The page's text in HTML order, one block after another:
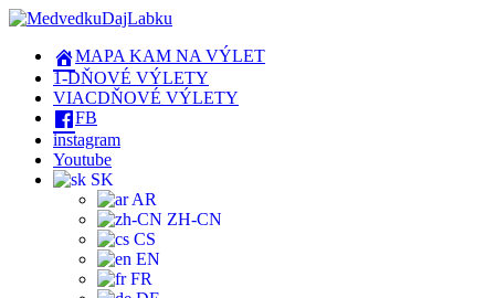
MAPA KAM NA VÝLET
1-DŇOVÉ VÝLETY
VIACDŇOVÉ VÝLETY
FB
instagram
Youtube
SK
AR
ZH-CN
CS
EN
FR